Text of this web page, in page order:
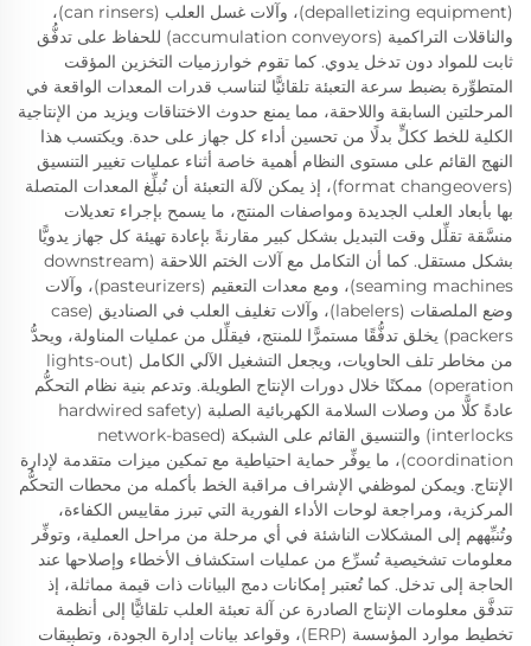
(depalletizing equipment)، وآلات غسل العلب (can rinsers)،
والناقلات التراكمية (accumulation conveyors) للحفاظ على تدفُّق
ثابت للمواد دون تدخل يدوي. كما تقوم خوارزميات التخزين المؤقت
المتطوِّرة بضبط سرعة التعبئة تلقائيًّا لتناسب قدرات المعدات الواقعة في
المرحلتين السابقة واللاحقة، مما يمنع حدوث الاختناقات ويزيد من الإنتاجية
الكلية للخط ككلٍّ بدلًا من تحسين أداء كل جهاز على حدة. ويكتسب هذا
النهج القائم على مستوى النظام أهمية خاصة أثناء عمليات تغيير التنسيق
(format changeovers)، إذ يمكن لآلة التعبئة أن تُبلِّغ المعدات المتصلة
بها بأبعاد العلب الجديدة ومواصفات المنتج، ما يسمح بإجراء تعديلات
منسَّقة تقلِّل وقت التبديل بشكل كبير مقارنةً بإعادة تهيئة كل جهاز يدويًّا
بشكل مستقل. كما أن التكامل مع آلات الختم اللاحقة (downstream
seaming machines)، ومع معدات التعقيم (pasteurizers)، وآلات
وضع الملصقات (labelers)، وآلات تغليف العلب في الصناديق (case
packers) يخلق تدفُّقًا مستمرًّا للمنتج، فيقلِّل من عمليات المناولة، ويحدُّ
من مخاطر تلف الحاويات، ويجعل التشغيل الآلي الكامل (lights-out
operation) ممكنًا خلال دورات الإنتاج الطويلة. وتدعم بنية نظام التحكُّم
عادةً كلًّا من وصلات السلامة الكهربائية الصلبة (hardwired safety
interlocks) والتنسيق القائم على الشبكة (network-based
coordination)، ما يوفِّر حماية احتياطية مع تمكين ميزات متقدمة لإدارة
الإنتاج. ويمكن لموظفي الإشراف مراقبة الخط بأكمله من محطات التحكُّم
المركزية، ومراجعة لوحات الأداء الفورية التي تبرز مقاييس الكفاءة،
وتُنبِّههم إلى المشكلات الناشئة في أي مرحلة من مراحل العملية، وتوفِّر
معلومات تشخيصية تُسرِّع من عمليات استكشاف الأخطاء وإصلاحها عند
الحاجة إلى تدخل. كما تُعتبر إمكانات دمج البيانات ذات قيمة مماثلة، إذ
تتدفَّق معلومات الإنتاج الصادرة عن آلة تعبئة العلب تلقائيًّا إلى أنظمة
تخطيط موارد المؤسسة (ERP)، وقواعد بيانات إدارة الجودة، وتطبيقات